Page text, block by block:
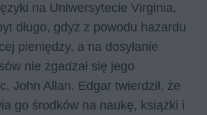
na Uniwersytecie Virginia,
długo, gdyż z powodu hazardu
pieniędzy, a na dosyłanie
nie zgadzał się jego
John Allan. Edgar twierdził, że
go środków na naukę, książki i